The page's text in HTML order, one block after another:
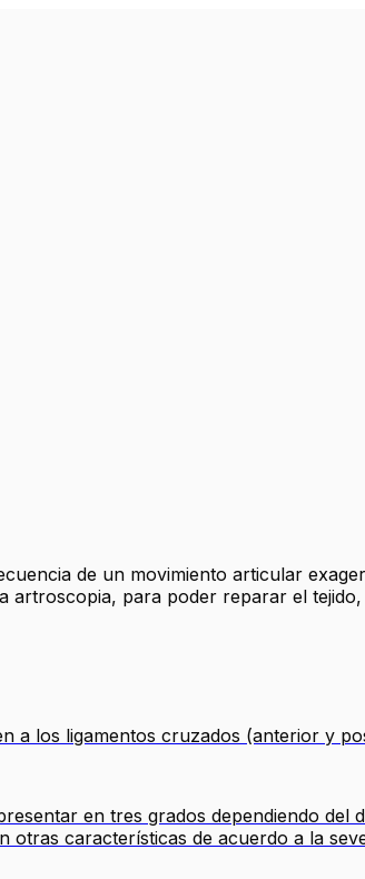
de un movimiento articular
para poder reparar el
a los ligamentos cruzados (anterior y
en tres grados dependiendo
características de acuerdo a la